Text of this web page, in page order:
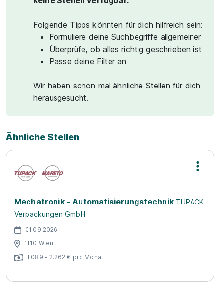
Folgende Tipps könnten für dich hilfreich sein:
Formuliere deine Suchbegriffe allgemeiner
Überprüfe, ob alles richtig geschrieben ist
Passe deine Filter an
Wir haben schon mal ähnliche Stellen für dich
herausgesucht.
Ähnliche Stellen
Mechatronik - Automatisierungstechnik TUPACK
Verpackungen GmbH
01.09.2026
1110 Wien
1.089 - 2.262 € pro Monat